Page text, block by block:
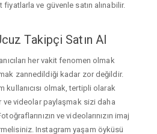
ve güvenle satın alınabilir.
Takipçi Satın Al
her vakit fenomen olmak
zannedildiği kadar zor değildir.
kullanıcısı olmak, tertipli olarak
ve videolar paylaşmak sizi daha
ve videolarınızın imaj
Instagram yaşam öyküsü